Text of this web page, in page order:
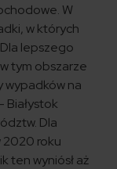
W
w których
lepszego
tym obszarze
wypadków na
Białystok
Dla
2020 roku
ten wyniósł aż